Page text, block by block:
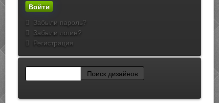
Забыли пароль?
Забыли логин?
Регистрация